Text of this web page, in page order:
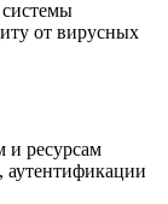
от вирусных
и ресурсам
аутентификации